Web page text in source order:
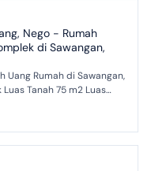
Nego - Rumah
di Sawangan,
Uang Rumah di Sawangan,
2 Lantai Kamar
2 ...